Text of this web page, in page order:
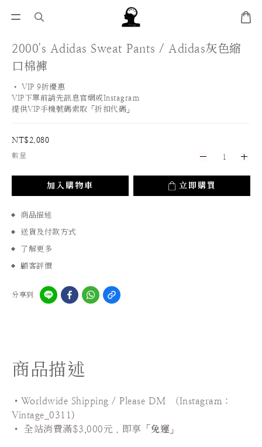
2000's Adidas Sweat Pants / Adidas灰色縮
口棉褲
• VIP 9折優惠
VIP下單前請先訊息官網或Instagram
提供VIP手機號碼索取「折扣代碼」
NT$2,080
數量
加入購物車 立即購買
商品描述
送貨及付款方式
了解更多
顧客評價
分享到
商品描述
•Worldwide Shipping / Please DM (Instagram：
Vintage_0311)
• 全站消費滿$3,000元，即享「 免運 」